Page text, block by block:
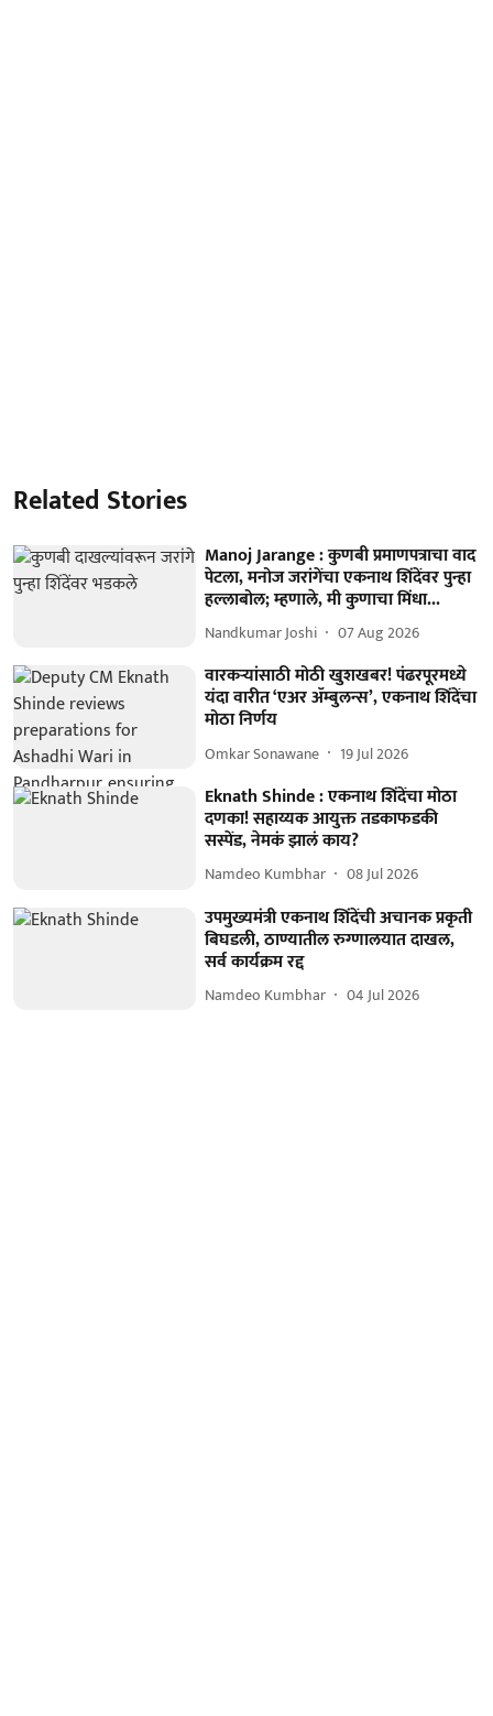
Related Stories
Manoj Jarange : कुणबी प्रमाणपत्राचा वाद
पेटला, मनोज जरांगेंचा एकनाथ शिंदेंवर पुन्हा
हल्लाबोल; म्हणाले, मी कुणाचा मिंधा...
Nandkumar Joshi 07 Aug 2026
वारकऱ्यांसाठी मोठी खुशखबर! पंढरपूरमध्ये
यंदा वारीत ‘एअर ॲम्बुलन्स’, एकनाथ शिंदेंचा
मोठा निर्णय
Omkar Sonawane 19 Jul 2026
Eknath Shinde : एकनाथ शिंदेंचा मोठा
दणका! सहाय्यक आयुक्त तडकाफडकी
सस्पेंड, नेमकं झालं काय?
Namdeo Kumbhar 08 Jul 2026
उपमुख्यमंत्री एकनाथ शिंदेंची अचानक प्रकृती
बिघडली, ठाण्यातील रुग्णालयात दाखल,
सर्व कार्यक्रम रद्द
Namdeo Kumbhar 04 Jul 2026